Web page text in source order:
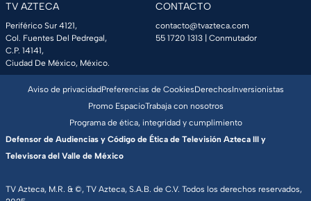
TV AZTECA
Periférico Sur 4121,
Col. Fuentes Del Pedregal,
C.P. 14141,
Ciudad De México, México.
CONTACTO
contacto@tvazteca.com
55 1720 1313 | Conmutador
TV Azteca, M.R. & ©, TV Azteca, S.A.B. de C.V. Todos los derechos reservados,
Aviso de privacidadPreferencias de CookiesDerechosInversionistas
Promo EspacioTrabaja con nosotros
Programa de ética, integridad y cumplimiento
Defensor de Audiencias y Código de Ética de Televisión Azteca III y
Televisora del Valle de México